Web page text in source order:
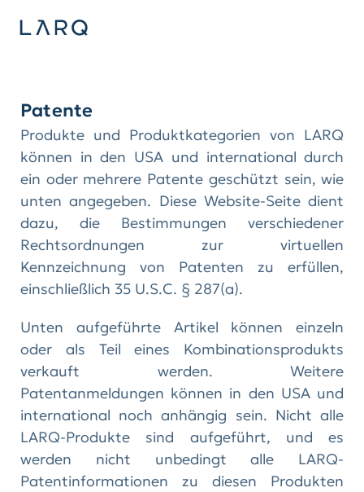
Patente
Produkte und Produktkategorien von LARQ
können in den USA und international durch
ein oder mehrere Patente geschützt sein, wie
unten angegeben. Diese Website-Seite dient
dazu, die Bestimmungen verschiedener
Rechtsordnungen zur virtuellen
Kennzeichnung von Patenten zu erfüllen,
einschließlich 35 U.S.C. § 287(a).
Unten aufgeführte Artikel können einzeln
oder als Teil eines Kombinationsprodukts
verkauft werden. Weitere
Patentanmeldungen können in den USA und
international noch anhängig sein. Nicht alle
LARQ-Produkte sind aufgeführt, und es
werden nicht unbedingt alle LARQ-
Patentinformationen zu diesen Produkten